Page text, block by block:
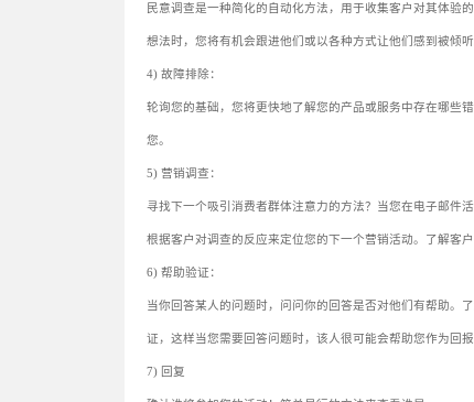
民意调查是一种简化的自动化方法，用于收集客户对其体验
想法时，您将有机会跟进他们或以各种方式让他们感到被倾
4) 故障排除：
轮询您的基础，您将更快地了解您的产品或服务中存在哪些
您。
5) 营销调查：
寻找下一个吸引消费者群体注意力的方法？当您在电子邮件
根据客户对调查的反应来定位您的下一个营销活动。了解客
6) 帮助验证：
当你回答某人的问题时，问问你的回答是否对他们有帮助。
证，这样当您需要回答问题时，该人很可能会帮助您作为回报
7) 回复